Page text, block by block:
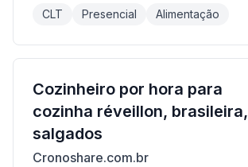
CLT Presencial Alimentação
Cozinheiro por hora para
cozinha réveillon, brasileira,
salgados
Cronoshare.com.br